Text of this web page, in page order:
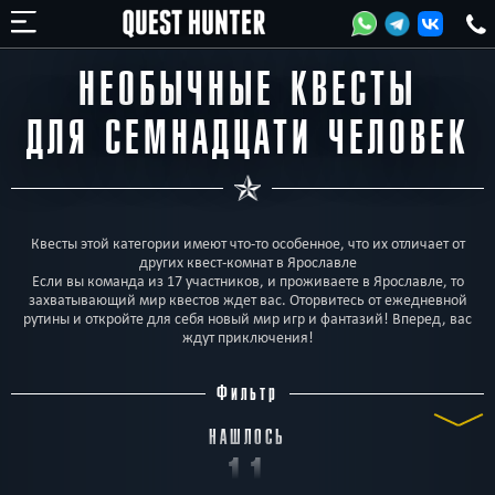
НЕОБЫЧНЫЕ КВЕСТЫ
ДЛЯ СЕМНАДЦАТИ ЧЕЛОВЕК
Квесты этой категории имеют что-то особенное, что их отличает от
других квест-комнат в Ярославле
Если вы команда из 17 участников, и проживаете в Ярославле, то
захватывающий мир квестов ждет вас. Оторвитесь от ежедневной
рутины и откройте для себя новый мир игр и фантазий! Вперед, вас
ждут приключения!
Фильтр
НАШЛОСЬ
11